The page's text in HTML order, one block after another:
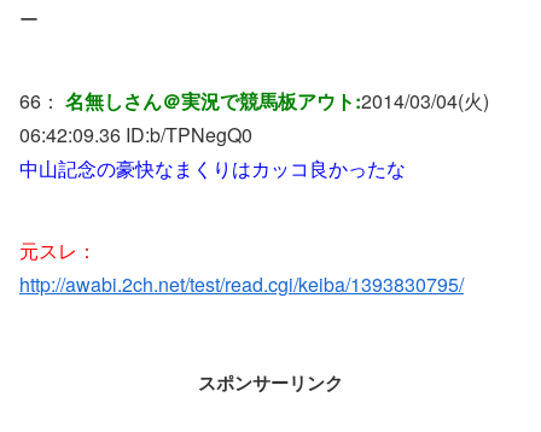
ー
66： 名無しさん＠実況で競馬板アウト:2014/03/04(火)
06:42:09.36 ID:b/TPNegQ0
中山記念の豪快なまくりはカッコ良かったな
元スレ：
http://awabi.2ch.net/test/read.cgi/keiba/1393830795/
スポンサーリンク